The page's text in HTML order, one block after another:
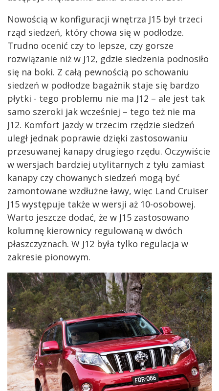
Nowością w konfiguracji wnętrza J15 był trzeci
rząd siedzeń, który chowa się w podłodze.
Trudno ocenić czy to lepsze, czy gorsze
rozwiązanie niż w J12, gdzie siedzenia podnosiło
się na boki. Z całą pewnością po schowaniu
siedzeń w podłodze bagażnik staje się bardzo
płytki - tego problemu nie ma J12 – ale jest tak
samo szeroki jak wcześniej – tego też nie ma
J12. Komfort jazdy w trzecim rzędzie siedzeń
uległ jednak poprawie dzięki zastosowaniu
przesuwanej kanapy drugiego rzędu. Oczywiście
w wersjach bardziej utylitarnych z tyłu zamiast
kanapy czy chowanych siedzeń mogą być
zamontowane wzdłużne ławy, więc Land Cruiser
J15 występuje także w wersji aż 10-osobowej.
Warto jeszcze dodać, że w J15 zastosowano
kolumnę kierownicy regulowaną w dwóch
płaszczyznach. W J12 była tylko regulacja w
zakresie pionowym.